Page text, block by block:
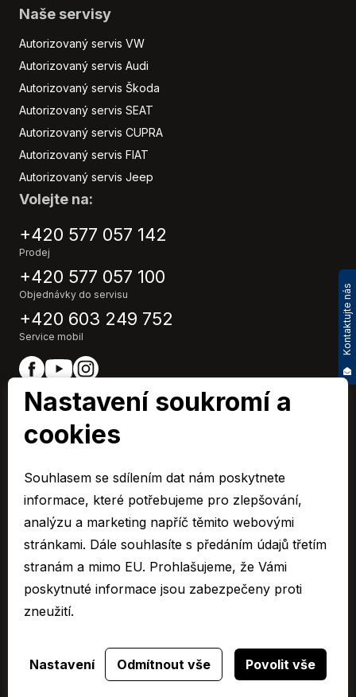
Společnost je zapsaná u Krajského soudu v Brně, oddíl C 10955
© 2026 Všechna práva vyhrazena.
Cookies
Ochrana osobních údajů – GDPR
Compliance
Mimosoudní řešení spotřebitelských sporů
Naše servisy
Autorizovaný servis VW
Autorizovaný servis Audi
Autorizovaný servis Škoda
Autorizovaný servis SEAT
Autorizovaný servis CUPRA
Autorizovaný servis FIAT
Autorizovaný servis Jeep
Volejte na:
+420 577 057 142
Prodej
+420 577 057 100
Objednávky do servisu
+420 603 249 752
Service mobil Kontaktujte nás
Nastavení soukromí a
cookies
Souhlasem se sdílením dat nám poskytnete
informace, které potřebujeme pro zlepšování,
analýzu a marketing napříč těmito webovými
stránkami. Dále souhlasíte s předáním údajů třetím
stranám a mimo EU. Prohlašujeme, že Vámi
poskytnuté informace jsou zabezpečeny proti
zneužití.
Nastavení Odmítnout vše Povolit vše